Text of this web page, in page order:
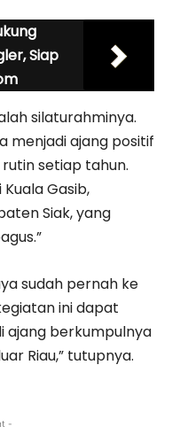
Siap
silaturahminya.
menjadi ajang positif
setiap tahun.
Gasib,
Siak, yang
sudah pernah ke
ini dapat
ajang berkumpulnya
Riau,” tutupnya.
-